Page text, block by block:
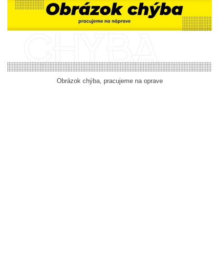
Obrázok chýba, pracujeme na oprave